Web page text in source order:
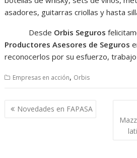
asadores, guitarras criollas y hasta
Desde Orbis Seguros
Productores Asesores de Seguros
reconocerlos por su esfuerzo, trabajo
Empresas en acción, Orbis
Navegación
de
Novedades en FAPASA